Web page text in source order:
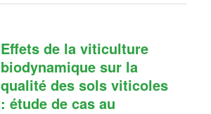
Effets de la viticulture
biodynamique sur la
qualité des sols viticoles
: étude de cas au